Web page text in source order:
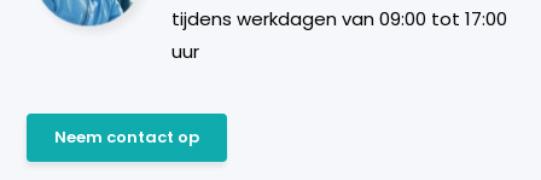
tijdens werkdagen van 09:00 tot 17:00
uur
Neem contact op